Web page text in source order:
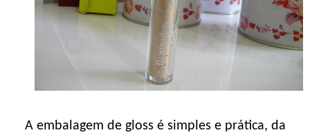
A embalagem de gloss é simples e prática, da